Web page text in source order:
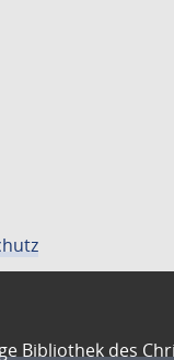
Bibliothek des